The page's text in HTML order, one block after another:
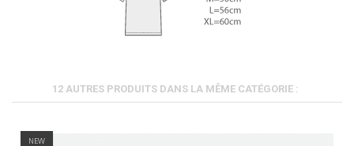
12 AUTRES PRODUITS DANS LA MÊME CATÉGORIE :
NEW